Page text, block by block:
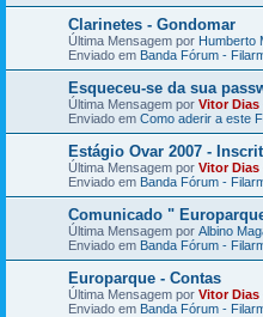
Clarinetes - Gondomar
Última Mensagem por Humberto
Enviado em Banda Fórum -
Esqueceu-se da sua
Última Mensagem por Vitor Dias
Enviado em Como aderir a este
Estágio Ovar 2007 -
Última Mensagem por Vitor Dias
Enviado em Banda Fórum -
Comunicado "
Última Mensagem por Albino
Enviado em Banda Fórum -
Europarque - Contas
Última Mensagem por Vitor Dias
Enviado em Banda Fórum -